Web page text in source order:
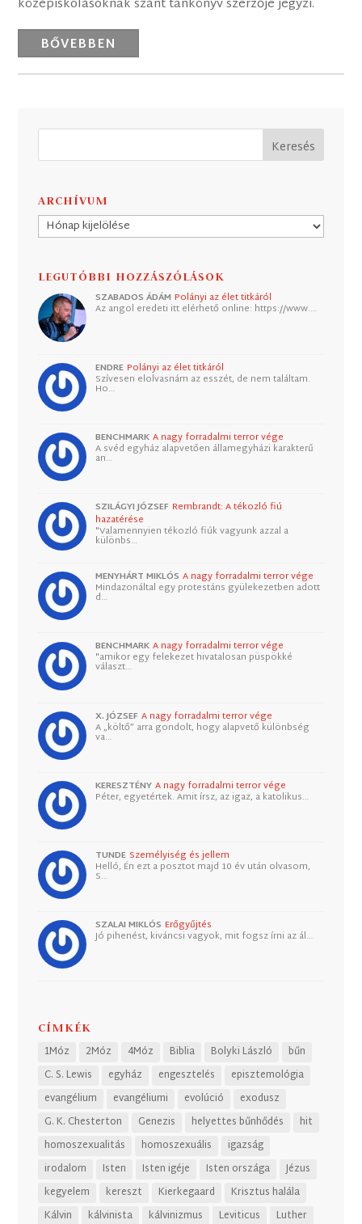
középiskolásoknak szánt tankönyv szerzője jegyzi.
BŐVEBBEN
ARCHÍVUM
Archívum
LEGUTÓBBI HOZZÁSZÓLÁSOK
SZABADOS ÁDÁM Polányi az élet titkáról
Az angol eredeti itt elérhető online: https://www.…
ENDRE Polányi az élet titkáról
Szívesen elolvasnám az esszét, de nem találtam.
Ho…
BENCHMARK A nagy forradalmi terror vége
A svéd egyház alapvetően államegyházi karakterű
an…
SZILÁGYI JÓZSEF Rembrandt: A tékozló fiú
hazatérése
"Valamennyien tékozló fiúk vagyunk azzal a
különbs…
MENYHÁRT MIKLÓS A nagy forradalmi terror vége
Mindazonáltal egy protestáns gyülekezetben adott
d…
BENCHMARK A nagy forradalmi terror vége
"amikor egy felekezet hivatalosan püspökké
választ…
X. JÓZSEF A nagy forradalmi terror vége
A „költő” arra gondolt, hogy alapvető különbség
va…
KERESZTÉNY A nagy forradalmi terror vége
Péter, egyetértek. Amit írsz, az igaz, a katolikus…
TUNDE Személyiség és jellem
Helló, Én ezt a posztot majd 10 év után olvasom,
S…
SZALAI MIKLÓS Erőgyűjtés
Jó pihenést, kiváncsi vagyok, mit fogsz írni az ál…
CÍMKÉK
1Móz 2Móz 4Móz Biblia Bolyki László
bűn
C. S. Lewis
egyház engesztelés
episztemológia
evangélium
evangéliumi evolúció
exodusz
G. K. Chesterton
Genezis helyettes bűnhődés
hit
homoszexualitás
homoszexuális
igazság
irodalom
Isten Isten igéje Isten országa
Jézus
kegyelem
kereszt Kierkegaard
Krisztus halála
Kálvin
kálvinista kálvinizmus Leviticus Luther